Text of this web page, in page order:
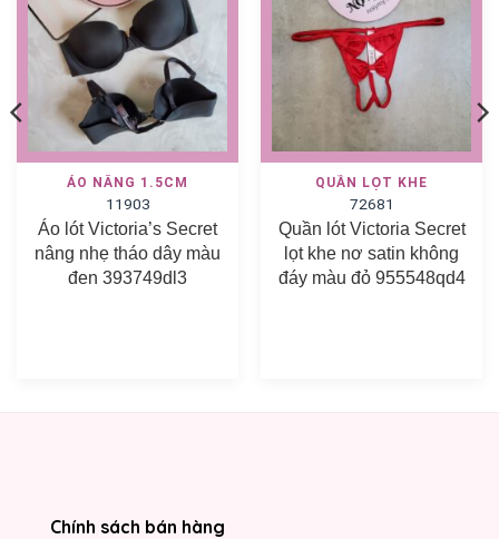
ÁO NÂNG 1.5CM
11903
Áo lót Victoria’s Secret
nâng nhẹ tháo dây màu
đen 393749dl3
QUẦN LỌT KHE
72681
Quần lót Victoria Secret
lọt khe nơ satin không
đáy màu đỏ 955548qd4
Chính sách bán hàng